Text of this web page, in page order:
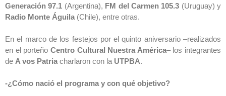
Generación 97.1 (Argentina), FM del Carmen 105.3 (Uruguay) y
Radio Monte Águila (Chile), entre otras.
En el marco de los festejos por el quinto aniversario –realizados
en el porteño Centro Cultural Nuestra América– los integrantes
de A vos Patria charlaron con la UTPBA.
-¿Cómo nació el programa y con qué objetivo?